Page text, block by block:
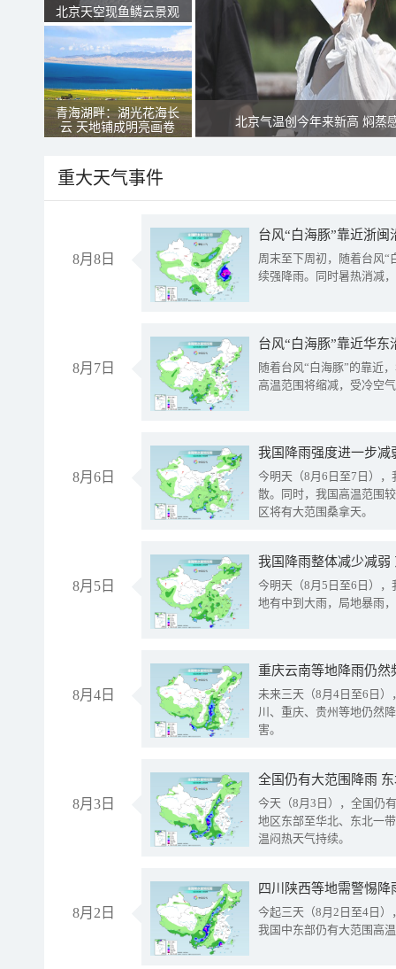
北京天空现鱼鳞云景观
青海湖畔：湖光花海长
云 天地铺成明亮画卷
北京气温创今年来新高 焖蒸
重大天气事件
8月8日
台风“白海豚”靠近浙
周末至下周初，随着台风“
续强降雨。同时暑热消减
8月7日
台风“白海豚”靠近华
随着台风“白海豚”的靠近
高温范围将缩减，受冷空
8月6日
今明天（8月6日至7日）
散。同时，我国高温范围
区将有大范围桑拿天。
8月5日
我国降雨整体减少减弱
今明天（8月5日至6日）
地有中到大雨，局地暴雨
8月4日
重庆云南等地降雨仍然
未来三天（8月4日至6日
川、重庆、贵州等地仍然
害。
8月3日
全国仍有大范围降雨
今天（8月3日），全国仍
地区东部至华北、东北一
温闷热天气持续。
8月2日
今起三天（8月2日至4日
我国中东部仍有大范围高